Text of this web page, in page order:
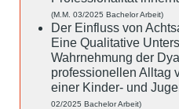
(M.M. 03/2025 Bachelor Arbeit)
Der Einfluss von
Eine Qualitative
Wahrnehmung der
professionellen Alltag
einer Kinder- und
02/2025 Bachelor Arbeit)